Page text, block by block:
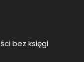
bez księgi